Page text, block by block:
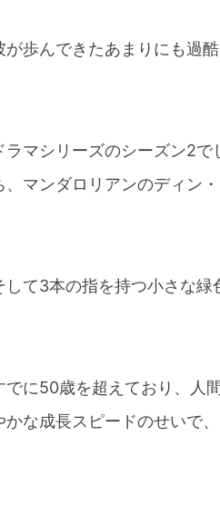
歩んできたあまりにも過
マシリーズのシーズン2で
マンダロリアンのディン
て3本の指を持つ小さな緑
に50歳を超えており、人
な成長スピードのせいで